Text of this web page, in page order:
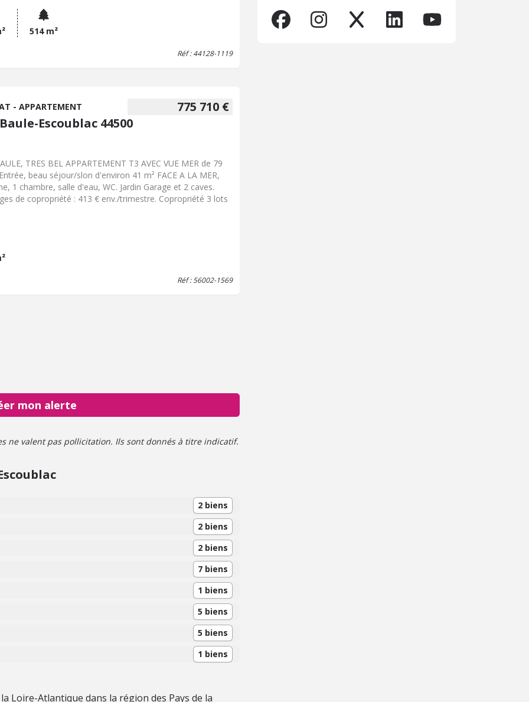
ouvrant sur un agréable balcon sud, une salle de bains
wc. Une cave complète ce bien, idéale pour stocker affaires
DPE : D. Bien vendu soumis au statut de la
par trimestre. La copropriété comprend 17 lots, partie
auxquels ce bien est exposé sont disponibles sur le site
: www. georisques. gouv. fr
514 m²
Réf : 44128-1119
775 710 €
- APPARTEMENT
Escoublac 44500
TRES BEL APPARTEMENT T3 AVEC VUE MER de 79
beau séjour/slon d'environ 41 m² FACE A LA MER,
1 chambre, salle d'eau, WC. Jardin Garage et 2 caves.
de copropriété : 413 € env./trimestre. Copropriété 3 lots
Réf : 56002-1569
mon alerte
ne valent pas pollicitation. Ils sont donnés à titre indicatif.
2 biens
2 biens
2 biens
7 biens
1 biens
5 biens
5 biens
1 biens
Loire-Atlantique dans la région des Pays de la